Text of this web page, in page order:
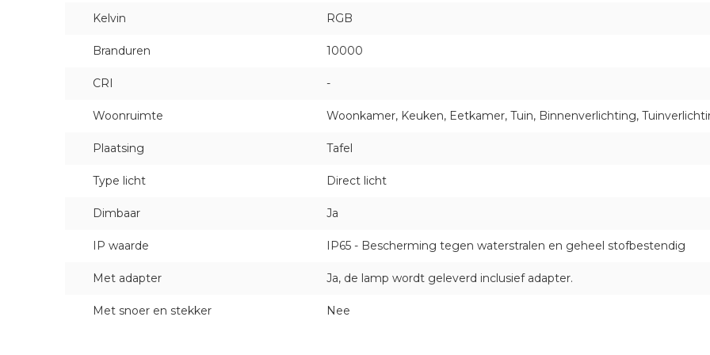
Kelvin RGB
Branduren 10000
CRI -
Woonruimte Woonkamer, Keuken, Eetkamer, Tuin, Binnenverlichting,
Plaatsing Tafel
Type licht Direct licht
Dimbaar Ja
IP waarde IP65 - Bescherming tegen waterstralen en geheel stofbestendig
Met adapter Ja, de lamp wordt geleverd inclusief adapter.
Met snoer en stekker Nee